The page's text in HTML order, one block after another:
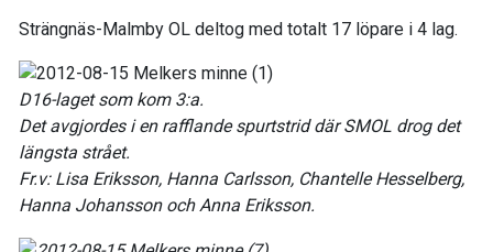
Strängnäs-Malmby OL deltog med totalt 17 löpare i 4 lag.
D16-laget som kom 3:a.
Det avgjordes i en rafflande spurtstrid där SMOL drog det
längsta strået.
Fr.v: Lisa Eriksson, Hanna Carlsson, Chantelle Hesselberg,
Hanna Johansson och Anna Eriksson.